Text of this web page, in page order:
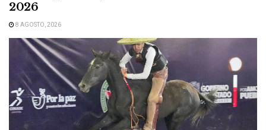
2026
8 AGOSTO, 2026